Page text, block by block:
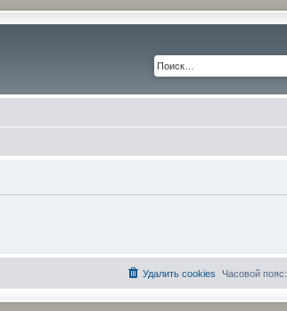
Часовой пояс:
Удалить cookies